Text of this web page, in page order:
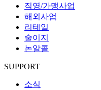
직영/가맹사업
해외사업
리테일
술이지
논알콜
SUPPORT
소식